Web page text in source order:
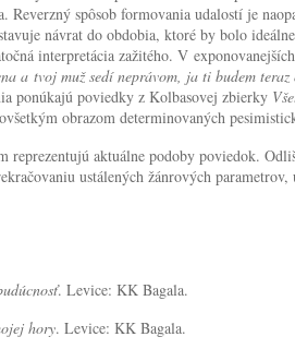
Reverzný spôsob formovania udalostí je
návrat do obdobia, ktoré by bolo
interpretácia zažitého. V
a tvoj muž sedí neprávom, ja ti budem teraz
ponúkajú poviedky z Kolbasovej zbierky
obrazom determinovaných
reprezentujú aktuálne podoby poviedok.
ustálených žánrových
. Levice: KK Bagala.
hory. Levice: KK Bagala.